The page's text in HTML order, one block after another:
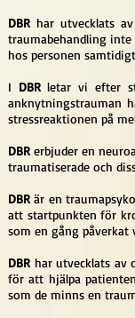
DBR har utvecklats
traumabehandling
hos personen
I DBRletar vi efter
anknytningstrauman
stressreaktionen på
DBR erbjuder en
traumatiserade och
DBR är en
att startpunkten för
som en gång påverkat
DBR har utvecklats av
för att hjälpa
som de minns en